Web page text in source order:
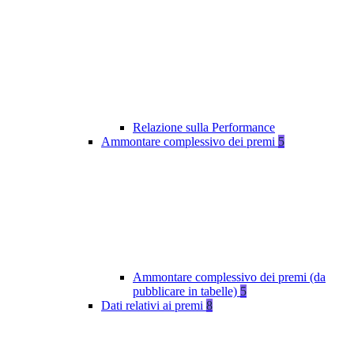
Relazione sulla Performance
Ammontare complessivo dei premi 5
Ammontare complessivo dei premi (da
pubblicare in tabelle) 5
Dati relativi ai premi 8